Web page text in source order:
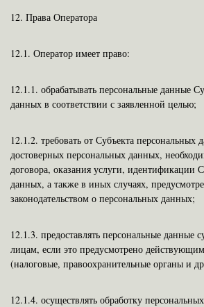
12. Права Оператора
12.1. Оператор имеет право:
12.1.1. обрабатывать персональные данные
данных в соответствии с заявленной целью;
12.1.2. требовать от Субъекта персональных
достоверных персональных данных,
договора, оказания услуги, идентификации
данных, а также в иных случаях,
законодательством о персональных данных;
12.1.3. предоставлять персональные данные
лицам, если это предусмотрено действующим
(налоговые, правоохранительные органы и
12.1.4. осуществлять обработку